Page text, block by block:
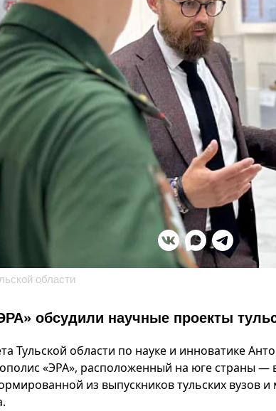
области
обсудили научные проекты
Тульской области по науке и инноватике
«ЭРА», расположенный на юге страны —
из выпускников тульских вузов